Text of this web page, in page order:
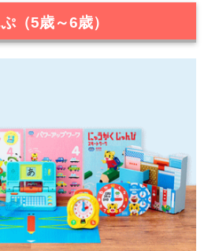
（5歳～6歳）